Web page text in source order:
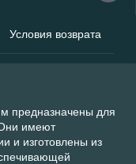
Условия возврата
предназначены для
имеют
и изготовлены из